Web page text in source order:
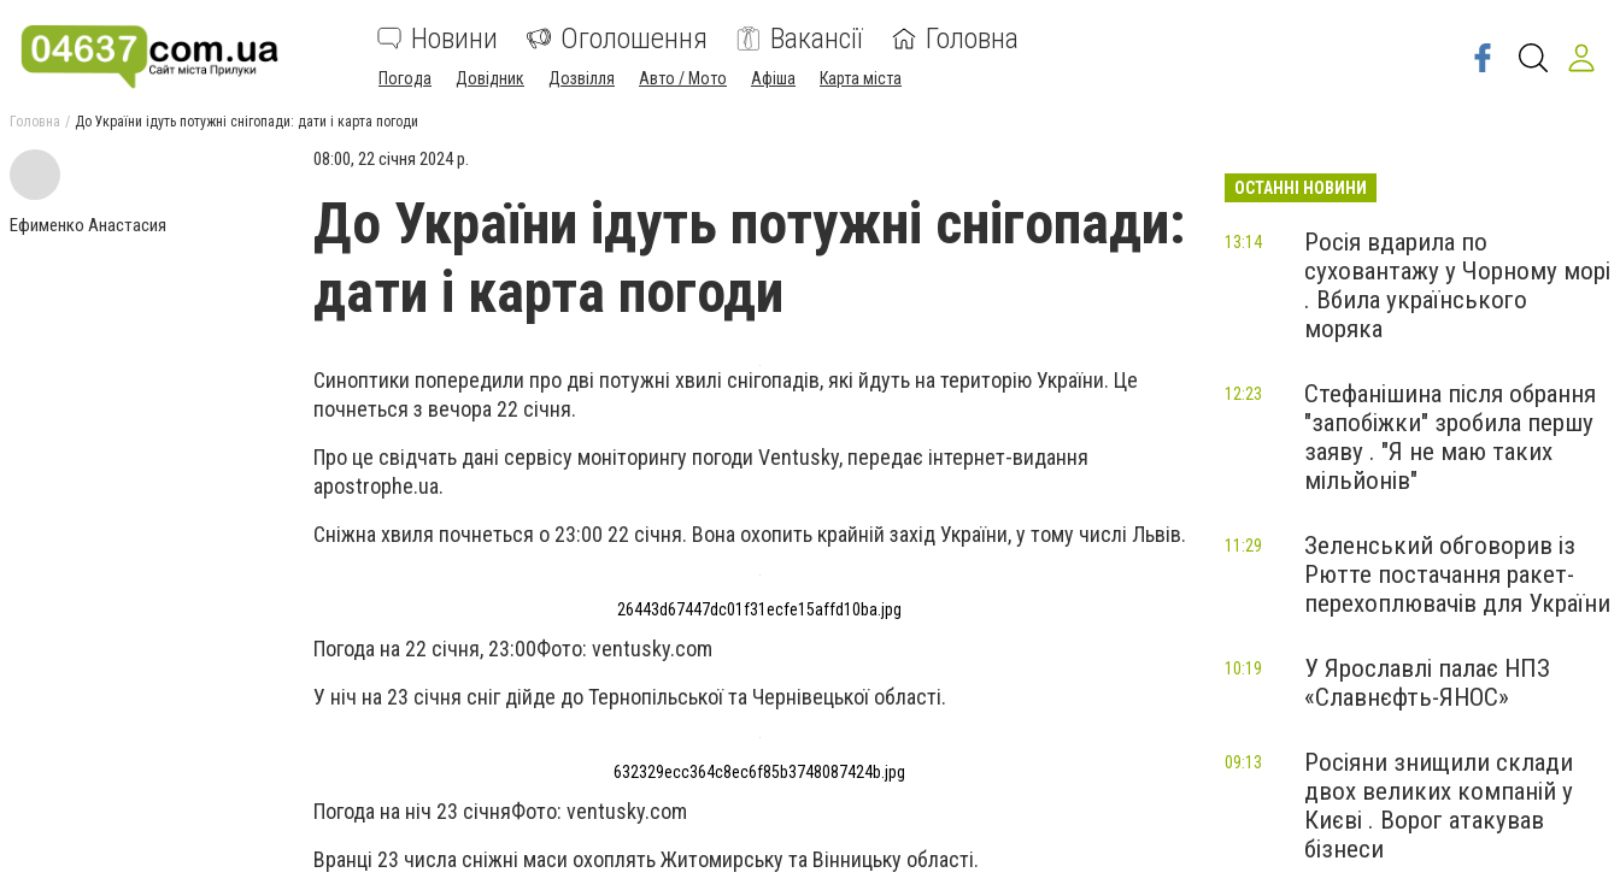
Новини Оголошення Вакансії Головна
Погода Довідник Дозвілля Авто / Мото Афіша Карта міста
Головна До України ідуть потужні снігопади: дати і карта погоди
Ефименко Анастасия
08:00, 22 січня 2024 р.
До України ідуть потужні снігопади:
дати і карта погоди
Синоптики попередили про дві потужні хвилі снігопадів, які йдуть на територію України. Це
почнеться з вечора 22 січня.
Про це свідчать дані сервісу моніторингу погоди Ventusky, передає інтернет-видання
apostrophe.ua.
Сніжна хвиля почнеться о 23:00 22 січня. Вона охопить крайній захід України, у тому числі Львів.
26443d67447dc01f31ecfe15affd10ba.jpg
Погода на 22 січня, 23:00Фото: ventusky.com
У ніч на 23 січня сніг дійде до Тернопільської та Чернівецької області.
632329ecc364c8ec6f85b3748087424b.jpg
Погода на ніч 23 січняФото: ventusky.com
Вранці 23 числа сніжні маси охоплять Житомирську та Вінницьку області.
ОСТАННІ НОВИНИ
Росія вдарила по
суховантажу у Чорному морі
. Вбила українського
моряка
13:14
Стефанішина після обрання
"запобіжки" зробила першу
заяву . "Я не маю таких
мільйонів"
12:23
Зеленський обговорив із
Рютте постачання ракет-
перехоплювачів для України
11:29
У Ярославлі палає НПЗ
«Славнєфть-ЯНОС»
10:19
Росіяни знищили склади
двох великих компаній у
Києві . Ворог атакував
бізнеси
09:13